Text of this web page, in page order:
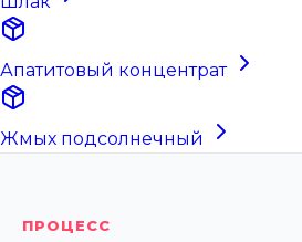
Апатитовый концентрат
Жмых подсолнечный
ПРОЦЕСС